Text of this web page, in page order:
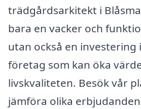
trädgårdsarkitekt i
bara en vacker och
utan också en
företag som kan öka
livskvaliteten. Besök vår
jämföra olika